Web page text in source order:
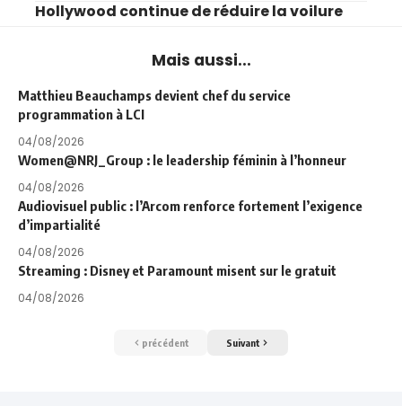
Hollywood continue de réduire la voilure
Mais aussi...
Matthieu Beauchamps devient chef du service
programmation à LCI
04/08/2026
Women@NRJ_Group : le leadership féminin à l’honneur
04/08/2026
Audiovisuel public : l’Arcom renforce fortement l’exigence
d’impartialité
04/08/2026
Streaming : Disney et Paramount misent sur le gratuit
04/08/2026
précédent Suivant